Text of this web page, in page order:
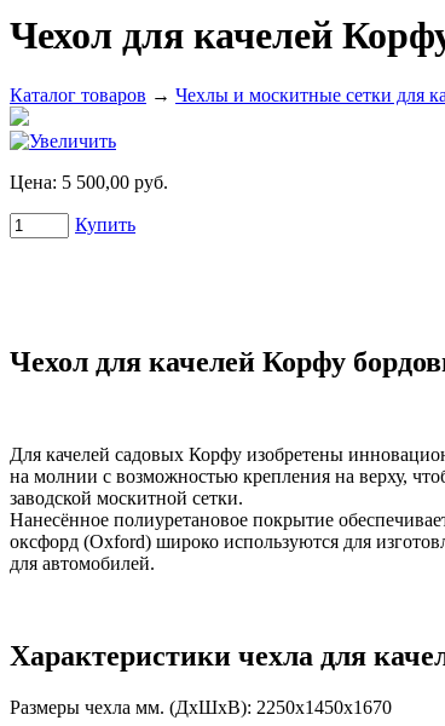
Чехол для качелей
Каталог товаров → Чехлы и москитные сетки для
Цена: 5 500,00 руб.
Купить
Чехол для качелей Корфу
Для качелей садовых Корфу изобретены
на молнии с возможностью крепления на верху,
заводской москитной сетки.
Нанесённое полиуретановое покрытие
оксфорд (Oxford) широко используются для
для автомобилей.
Характеристики чехла для
Размеры чехла мм. (ДхШхВ): 2250х1450х1670